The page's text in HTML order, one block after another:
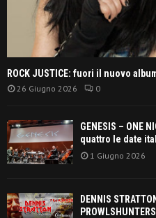
ROCK JUSTICE: fuori il nuovo
26 Giugno 2026 0
GENESIS – ONE
quattro le date
1 Giugno 2026
DENNIS